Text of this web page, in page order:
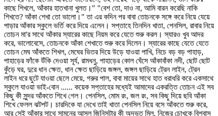
কাছে শিখলে, আঁকার হাতখানা খুলত।" "বেশ তো, দাও না, আমি বারন করেছি নাকি
শিখতে? আঁকা শেখা তো ভালো।" তা এর কদিন পর বাবা তোচনকে সঙ্গে করে নিয়ে যেয়ে
পাড়ার আঁকার স্কুলে ভর্তি করে দিয়ে এলেন। সপ্তাহে তিনদিন খাতা, পেনসিল, রাবার নিয়ে
তোচন মা'র সাথে আঁকার স্যারের কাছে নিয়ম করে যেতে শুরু করল। স্যারও খুব আদর
করে, ভালোবেসে, তোচনকে আঁকা শেখাতে শুরু করে দিলেন। স্যারের কাছে যেতে যেতে
তোচন মেঘ আঁকতে শিখল, মেঘের ভিতর দিয়ে উড়ে যাওয়া পাখি, নিচে বড় বড় পাহাড়,
পাহাড়ের ফাঁকে উঁকি দেওয়া সূর্য, রামধনু, পাহাড়ের কোল ঘেঁসে আঁকাবাঁকা নদী, ছোট ছোট
কুঁড়ে ঘর, দুরে ধান ক্ষেত, ধান ক্ষেত ছাড়িয়ে জঙ্গল, জঙ্গল ছাড়িয়ে ট্রেন লাইন, ট্রেন
লাইন ধরে ছুটে যাওয়া ছেলে মেয়ে, গরুর পাল, বাবা মায়ের সাথে হাত ধরাধরি করে একসাথে
স্কুলে যাওয়া ভাই-বোন ...... কয়েক সপ্তাহের মধ্যেই আমাদের একরত্তি তোচন এই সব
কিছু কী সুন্দর আঁকতে শিখে গেল। পেনসিল, মোম রং, জল রং, সব কিছু দিয়ে ছবি আঁকা
শিখে ফেলল ঝটপট। চারদিকে যা দেখে তাই খাতা পেনসিল নিয়ে বসে আঁকতে শুরু করে,
আর সেই আঁকার সাথে সামনের আসল জিনিসটার কী অদ্ভুত মিল, নিজের চোখকে বিশ্বাস